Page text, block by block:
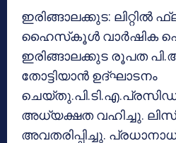
ഇരിങ്ങാലക്കുട:
ഹൈസ്‌കൂള്‍ വാര്‍ഷിക
ഇരിങ്ങാലക്കുട രൂപത
തോട്ടിയാന്‍ ഉദ്ഘാടനം
അധ്യക്ഷത വഹിച്ചു. ലിസി
അവതരിപ്പിച്ചു.